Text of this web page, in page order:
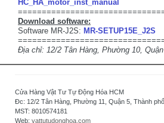
HC_HA_motor_inst_manual
Download software:
Software MR-J2S: MR-SETUP15E_J2S
Địa chỉ: 12/2 Tân Hàng, Phường 10,
Cửa Hàng Vật Tư Tự Động Hóa HCM
Đc: 12/2 Tân Hàng, Phường 11, Quận 5, Thành
MST: 8010574181
Web: vattutudonghoa.com